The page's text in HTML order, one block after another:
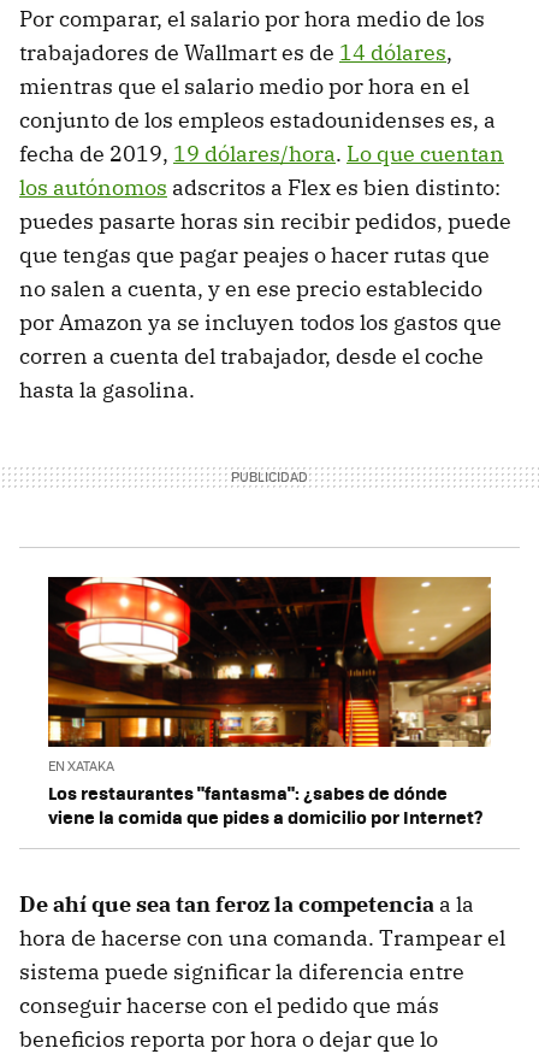
Por comparar, el salario por hora medio de los
trabajadores de Wallmart es de 14 dólares,
mientras que el salario medio por hora en el
conjunto de los empleos estadounidenses es, a
fecha de 2019, 19 dólares/hora. Lo que cuentan
los autónomos adscritos a Flex es bien distinto:
puedes pasarte horas sin recibir pedidos, puede
que tengas que pagar peajes o hacer rutas que
no salen a cuenta, y en ese precio establecido
por Amazon ya se incluyen todos los gastos que
corren a cuenta del trabajador, desde el coche
hasta la gasolina.
EN XATAKA
Los restaurantes "fantasma": ¿sabes de dónde
viene la comida que pides a domicilio por Internet?
De ahí que sea tan feroz la competencia a la
hora de hacerse con una comanda. Trampear el
sistema puede significar la diferencia entre
conseguir hacerse con el pedido que más
beneficios reporta por hora o dejar que lo